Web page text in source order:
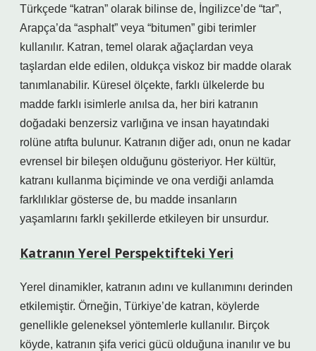
Türkçede “katran” olarak bilinse de, İngilizce’de “tar”,
Arapça’da “asphalt” veya “bitumen” gibi terimler
kullanılır. Katran, temel olarak ağaçlardan veya
taşlardan elde edilen, oldukça viskoz bir madde olarak
tanımlanabilir. Küresel ölçekte, farklı ülkelerde bu
madde farklı isimlerle anılsa da, her biri katranın
doğadaki benzersiz varlığına ve insan hayatındaki
rolüne atıfta bulunur. Katranın diğer adı, onun ne kadar
evrensel bir bileşen olduğunu gösteriyor. Her kültür,
katranı kullanma biçiminde ve ona verdiği anlamda
farklılıklar gösterse de, bu madde insanların
yaşamlarını farklı şekillerde etkileyen bir unsurdur.
Katranın Yerel Perspektifteki Yeri
Yerel dinamikler, katranın adını ve kullanımını derinden
etkilemiştir. Örneğin, Türkiye’de katran, köylerde
genellikle geleneksel yöntemlerle kullanılır. Birçok
köyde, katranın şifa verici gücü olduğuna inanılır ve bu